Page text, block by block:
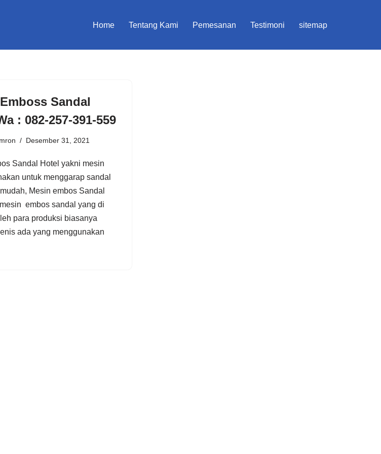
Home Tentang Kami Pemesanan Testimoni sitemap
Sandal
: 082-257-391-559
Desember 31, 2021
Sandal Hotel yakni mesin
untuk menggarap sandal
Mesin embos Sandal
embos sandal yang di
para produksi biasanya
ada yang menggunakan